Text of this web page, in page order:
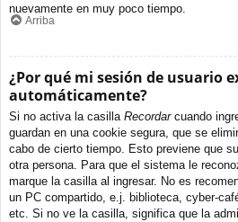
nuevamente en muy poco tiempo.
Arriba
¿Por qué mi sesión de usuario
automáticamente?
Si no activa la casilla Recordarcuando
guardan en una cookie segura, que se
cabo de cierto tiempo. Esto previene que
otra persona. Para que el sistema le
marque la casilla al ingresar. No es
un PC compartido, e.j. biblioteca, cyber-
etc. Si no ve la casilla, significa que la